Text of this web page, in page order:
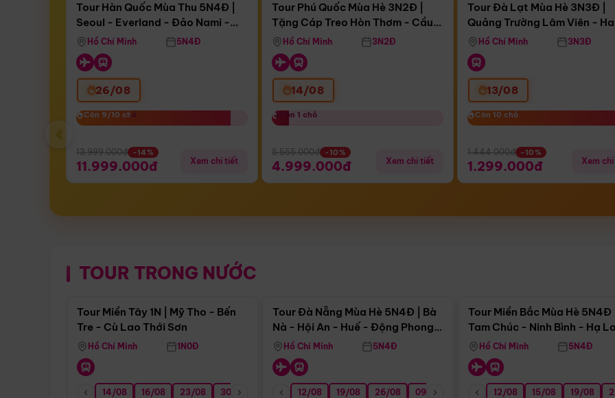
Còn17 ngày 05:12:58
Bay Sun Phuquoc Airways
Tour Hàn Quốc Mùa Thu 5N4Đ |
Seoul - Everland - Đảo Nami -
Tháp Namsan (Bay Sun Phuquoc
Airways)
Hồ Chí Minh 5N4Đ
26/08
Còn 9/10 chỗ
Còn 9/10 chỗ
13.999.000đ -14%
11.999.000đ Xem chi tiết
Còn05 ngày 05:12:58
Tặng Cáp Treo Hòn Thơm
Tour Phú Quốc Mùa Hè 3N2Đ |
Tặng Cáp Treo Hòn Thơm - Cầu
Hôn - Công Viên Nước Aquatopia
Hồ Chí Minh 3N2Đ
14/08
Còn 1 chỗ
Còn 1 chỗ
5.555.000đ -10%
4.999.000đ Xem chi tiết
Còn04 ngày 05:12:58
Tour Đà Lạt Mùa Hè 3N3Đ |
Quảng Trường Lâm Viên -
Hill - Puppy Farm
Hồ Chí Minh 3N3Đ
13/08
Còn 10 chỗ
Còn 10 chỗ
1.444.000đ -10%
1.299.000đ Xem
‹
TOUR TRONG NƯỚC
Điểm nổi bật
Tour Miền Tây 1N | Mỹ Tho - Bến
Tre - Cù Lao Thới Sơn
Hồ Chí Minh 1N0Đ
14/08 16/08 23/08 30/08 06/09 13/09 20/09 27/09
Tour Đà Nẵng Mùa Hè 5N4Đ | Bà
Nà - Hội An - Huế - Động Phong
NhaHồ Chí Minh 5N4Đ
12/08 19/08 26/08 09/09 16/09 23/09 30/09 07/10
Tour Miền Bắc Mùa Hè 5N4Đ |
Tam Chúc - Ninh Bình - Hạ
Hồ Chí Minh 5N4Đ
12/08 15/08 19/08